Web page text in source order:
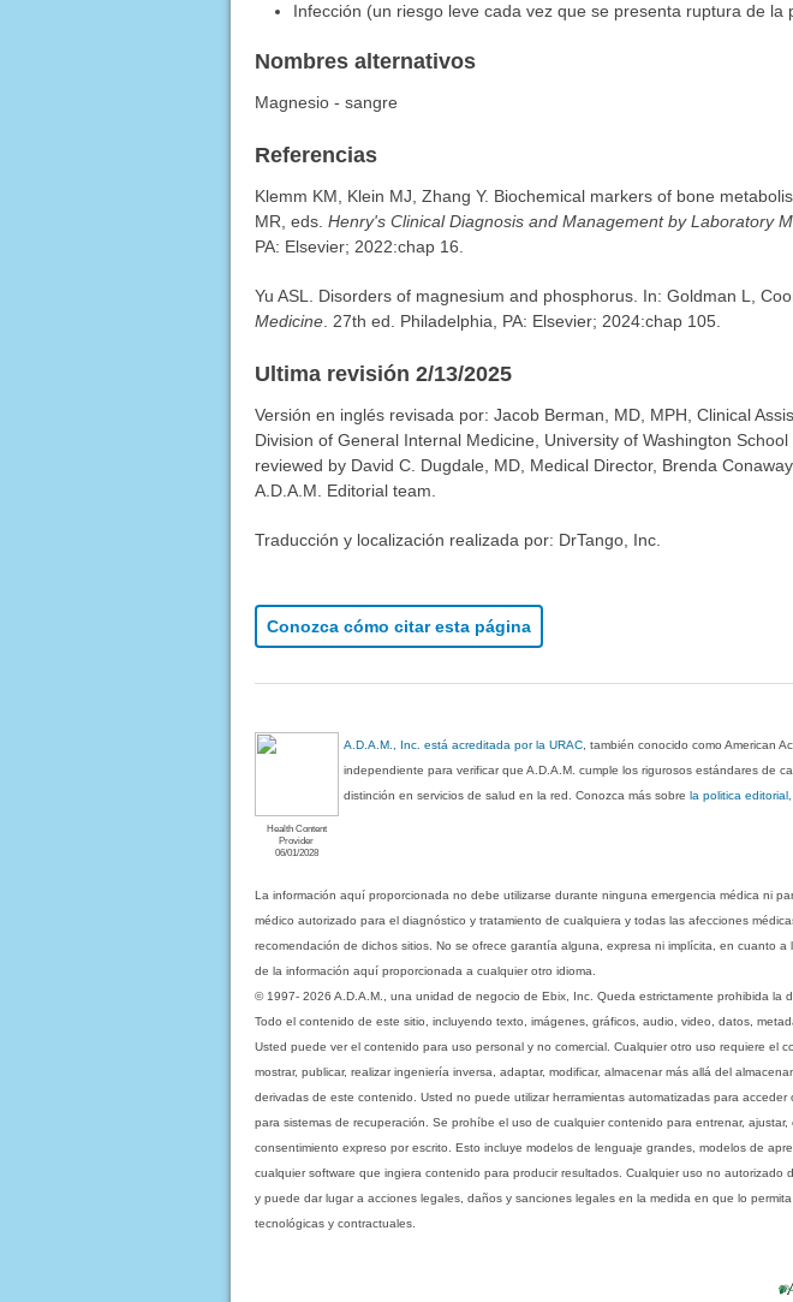
Infección (un riesgo leve cada vez que se presenta ruptura de la
Nombres alternativos
Magnesio - sangre
Referencias
Klemm KM, Klein MJ, Zhang Y. Biochemical markers of bone
MR, eds. Henry's Clinical Diagnosis and Management by Laboratory
PA: Elsevier; 2022:chap 16.
Yu ASL. Disorders of magnesium and phosphorus. In: Goldman L,
Medicine. 27th ed. Philadelphia, PA: Elsevier; 2024:chap 105.
Ultima revisión 2/13/2025
Versión en inglés revisada por: Jacob Berman, MD, MPH, Clinical
Division of General Internal Medicine, University of Washington
reviewed by David C. Dugdale, MD, Medical Director, Brenda
A.D.A.M. Editorial team.
Traducción y localización realizada por: DrTango, Inc.
Conozca cómo citar esta página
Health Content
Provider
06/01/2028
A.D.A.M., Inc. está acreditada por la URAC , también conocido como American
independiente para verificar que A.D.A.M. cumple los rigurosos estándares de
distinción en servicios de salud en la red. Conozca más sobrela politica
La información aquí proporcionada no debe utilizarse durante ninguna emergencia médica ni
médico autorizado para el diagnóstico y tratamiento de cualquiera y todas las afecciones
recomendación de dichos sitios. No se ofrece garantía alguna, expresa ni implícita, en cuanto
de la información aquí proporcionada a cualquier otro idioma.
© 1997- 2026 A.D.A.M., una unidad de negocio de Ebix, Inc. Queda estrictamente prohibida la
Todo el contenido de este sitio, incluyendo texto, imágenes, gráficos, audio, video, datos,
Usted puede ver el contenido para uso personal y no comercial. Cualquier otro uso requiere el
mostrar, publicar, realizar ingeniería inversa, adaptar, modificar, almacenar más allá del
derivadas de este contenido. Usted no puede utilizar herramientas automatizadas para
para sistemas de recuperación. Se prohíbe el uso de cualquier contenido para entrenar,
consentimiento expreso por escrito. Esto incluye modelos de lenguaje grandes, modelos de
cualquier software que ingiera contenido para producir resultados. Cualquier uso no
y puede dar lugar a acciones legales, daños y sanciones legales en la medida en que lo
tecnológicas y contractuales.